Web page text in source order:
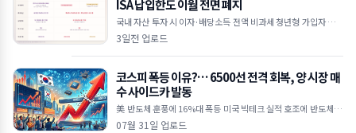
ISA 납입한도 이월 전면 폐지
국내 자산 투자 시 이자·배당소득 전액 비과세 청년형 가입자 납입
액 10% 추가 소득공제 기존 일반 ISA는 납입한도 이월 폐지 및 최
3일전 업로드
코스피 폭등 이유?… 6500선 전격 회복, 양 시장 매
수 사이드카 발동
美 반도체 훈풍에 16%대 폭등 미국 빅테크 실적 호조에 반도체 투
심 대폭 개선 외국인 5조 원 대 폭풍 매수 삼성전자·SK하이닉스 2
07월 31일 업로드